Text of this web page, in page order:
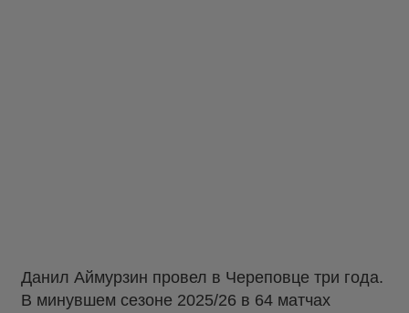
Данил Аймурзин провел в Череповце три года.
В минувшем сезоне 2025/26 в 64 матчах